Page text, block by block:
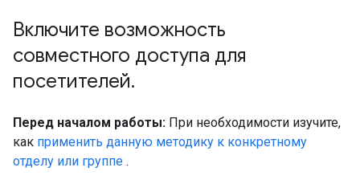
Включите возможность
совместного доступа для
посетителей.
Перед началом работы: При необходимости изучите,
как применить данную методику к конкретному
отделу или группе .